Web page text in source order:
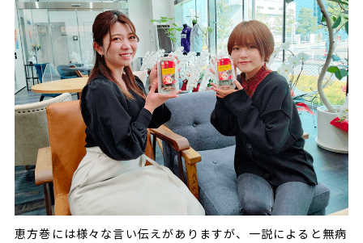
恵方巻には様々な言い伝えがありますが、一説によると無病